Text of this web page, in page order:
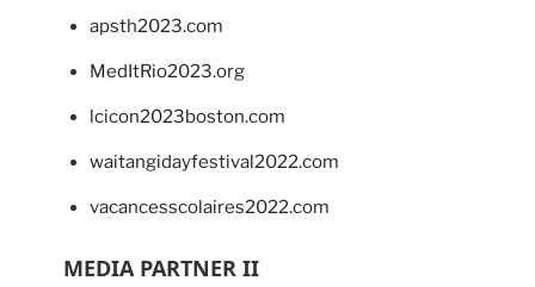
apsth2023.com
MedItRio2023.org
lcicon2023boston.com
waitangidayfestival2022.com
vacancesscolaires2022.com
MEDIA PARTNER II